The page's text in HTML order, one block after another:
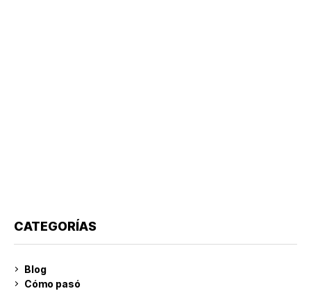
CATEGORÍAS
Blog
Cómo pasó